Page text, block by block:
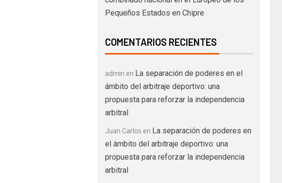
Pequeños Estados en Chipre
COMENTARIOS RECIENTES
admin en La separación de poderes en el
ámbito del arbitraje deportivo: una
propuesta para reforzar la independencia
arbitral
Juan Carlos en La separación de poderes en
el ámbito del arbitraje deportivo: una
propuesta para reforzar la independencia
arbitral